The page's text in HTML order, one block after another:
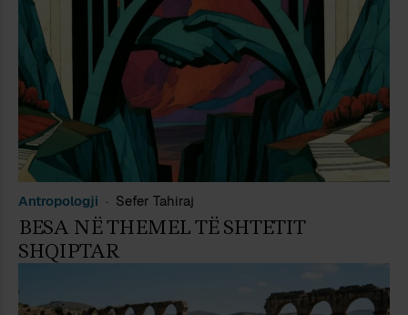
Antropologji Sefer Tahiraj
BESA NË THEMEL TË SHTETIT
SHQIPTAR